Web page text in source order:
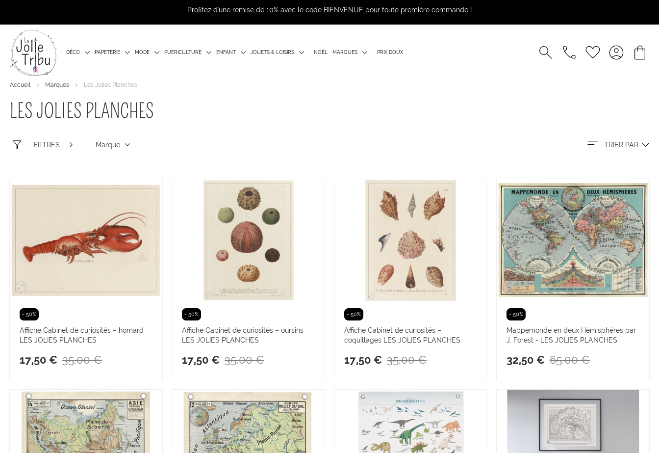
Profitez d'une remise de 10% avec le code BIENVENUE pour toute première commande !
DÉCO PAPETERIE MODE PUÉRICULTURE ENFANT JOUETS & LOISIRS NOËL MARQUES PRIX DOUX
Accueil Marques Les Jolies Planches
LES JOLIES PLANCHES
FILTRES Marque TRIER PAR
- 50%
Affiche Cabinet de curiosités – homard
LES JOLIES PLANCHES
17,50 € 35,00 €
- 50%
Affiche Cabinet de curiosités – oursins
LES JOLIES PLANCHES
17,50 € 35,00 €
- 50%
Affiche Cabinet de curiosités –
coquillages LES JOLIES PLANCHES
17,50 € 35,00 €
- 50%
Mappemonde en deux Hémisphères par
J. Forest - LES JOLIES PLANCHES
32,50 € 65,00 €